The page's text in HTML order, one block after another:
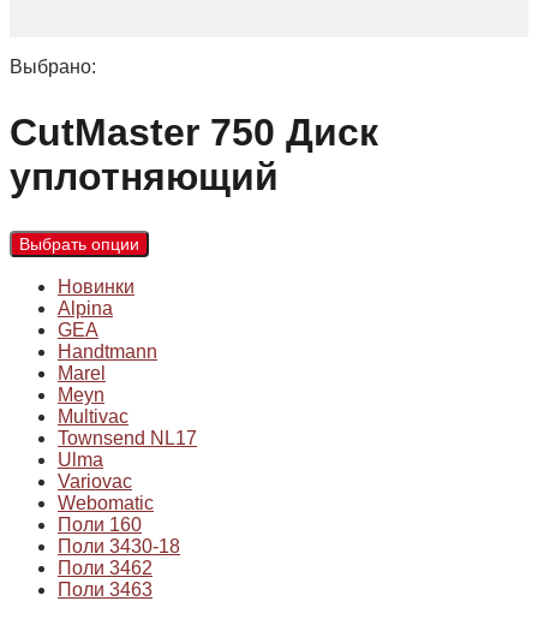
Выбрано:
CutMaster 750 Диск
уплотняющий
Выбрать опции
Новинки
Alpina
GEA
Handtmann
Marel
Meyn
Multivac
Townsend NL17
Ulma
Variovac
Webomatic
Поли 160
Поли 3430-18
Поли 3462
Поли 3463